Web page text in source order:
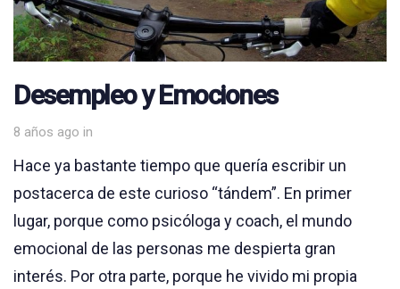
Desempleo y Emociones
8 años ago in
Hace ya bastante tiempo que quería escribir un
postacerca de este curioso “tándem”. En primer
lugar, porque como psicóloga y coach, el mundo
emocional de las personas me despierta gran
interés. Por otra parte, porque he vivido mi propia